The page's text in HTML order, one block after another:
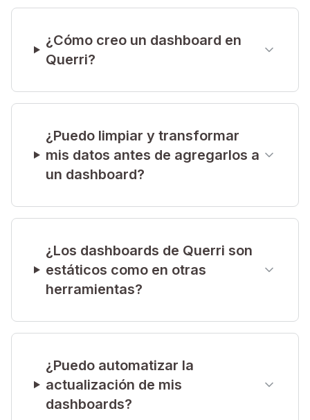
Gráficos y diagramas
Explora los diferentes tipos de visualización y
cuándo usar cada uno
¿Cómo creo un dashboard en
Querri?
¿Puedo limpiar y transformar
mis datos antes de agregarlos a
un dashboard?
¿Los dashboards de Querri son
estáticos como en otras
herramientas?
¿Puedo automatizar la
actualización de mis
dashboards?